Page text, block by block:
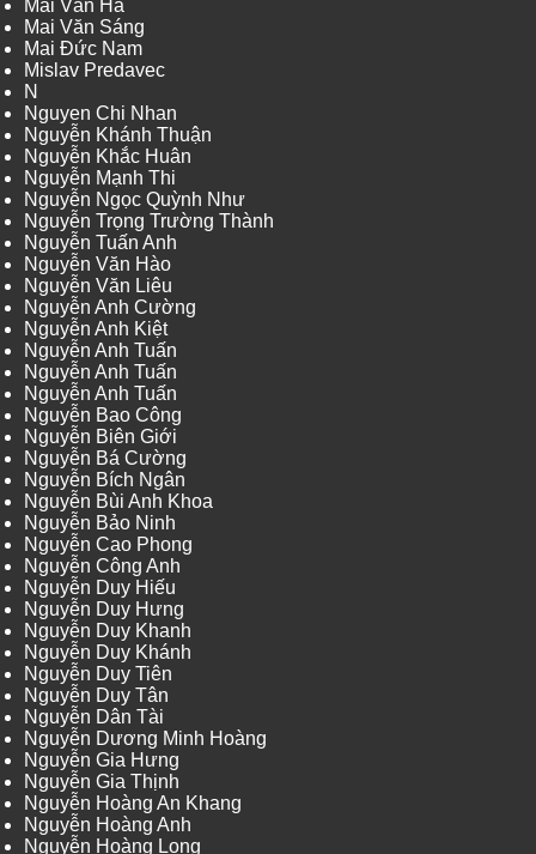
Mai Văn Hà
Mai Văn Sáng
Mai Đức Nam
Mislav Predavec
N
Nguyen Chi Nhan
Nguyễn Khánh Thuận
Nguyễn Khắc Huân
Nguyễn Mạnh Thi
Nguyễn Ngọc Quỳnh Như
Nguyễn Trọng Trường Thành
Nguyễn Tuấn Anh
Nguyễn Văn Hào
Nguyễn Văn Liêu
Nguyễn Anh Cường
Nguyễn Anh Kiệt
Nguyễn Anh Tuấn
Nguyễn Anh Tuấn
Nguyễn Anh Tuấn
Nguyễn Bao Công
Nguyễn Biên Giới
Nguyễn Bá Cường
Nguyễn Bích Ngân
Nguyễn Bùi Anh Khoa
Nguyễn Bảo Ninh
Nguyễn Cao Phong
Nguyễn Công Anh
Nguyễn Duy Hiếu
Nguyễn Duy Hưng
Nguyễn Duy Khanh
Nguyễn Duy Khánh
Nguyễn Duy Tiên
Nguyễn Duy Tân
Nguyễn Dân Tài
Nguyễn Dương Minh Hoàng
Nguyễn Gia Hưng
Nguyễn Gia Thịnh
Nguyễn Hoàng An Khang
Nguyễn Hoàng Anh
Nguyễn Hoàng Long